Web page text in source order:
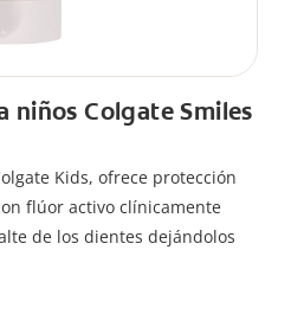
niños Colgate Smiles
Kids, ofrece protección
flúor activo clínicamente
de los dientes dejándolos